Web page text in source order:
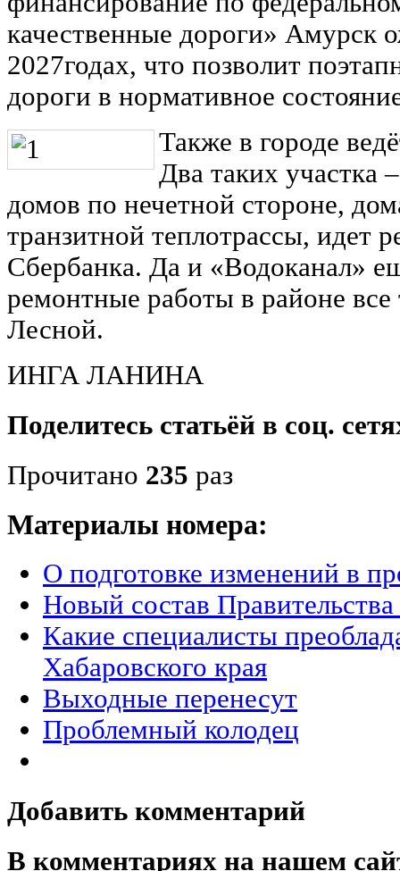
качественные дороги» Амурск
2027годах, что позволит
дороги в нормативное
Также в городе
Два таких участка
домов по нечетной стороне,
транзитной теплотрассы, идет
Сбербанка. Да и «Водоканал»
ремонтные работы в районе
Лесной.
ИНГА ЛАНИНА
Поделитесь статьёй в соц.
Прочитано 235 раз
Материалы номера:
О подготовке изменений в
Новый состав Правительства
Какие специалисты
Хабаровского края
Выходные перенесут
Проблемный колодец
Добавить комментарий
В комментариях на нашем